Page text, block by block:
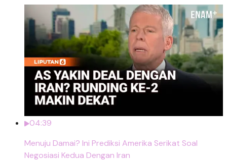
04:39
Menuju Damai? Ini Prediksi Amerika Serikat Soal
Negosiasi Kedua Dengan Iran